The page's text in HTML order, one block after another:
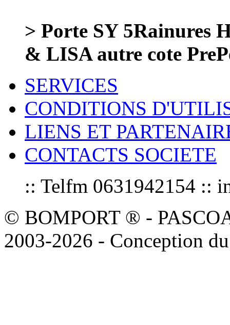
> Porte SY 5Rainures
& LISA autre cote
SERVICES
CONDITIONS
LIENS ET
CONTACTS SOCIETE
:: Telfm 0631942154 ::
© BOMPORT ® -
2003-2026 - Conception